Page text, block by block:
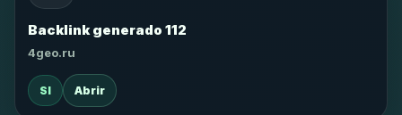
Backlink generado 112
4geo.ru
SI Abrir